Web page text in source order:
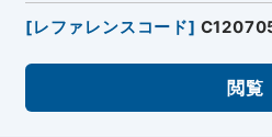
[レファレンスコード]
閲覧